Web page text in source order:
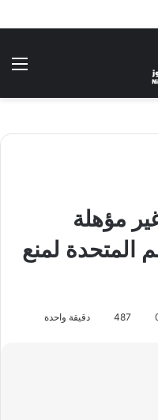
مؤهلة
المتحدة لمنع
487 دقيقة واحدة